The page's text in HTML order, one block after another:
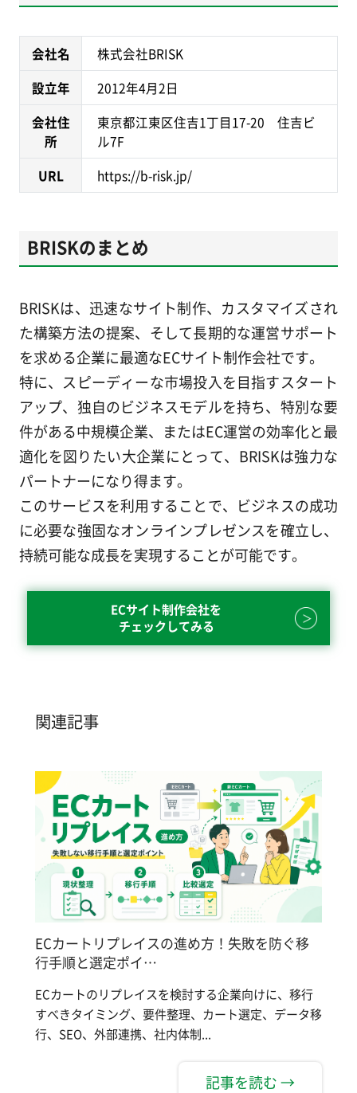
会社名
株式会社BRISK
設立年
2012年4月2日
会社住
所
東京都江東区住吉1丁目17-20 住吉ビ
ル7F
URL
https://b-risk.jp/
BRISKのまとめ
BRISKは、迅速なサイト制作、カスタマイズされ
た構築方法の提案、そして長期的な運営サポート
を求める企業に最適なECサイト制作会社です。
特に、スピーディーな市場投入を目指すスタート
アップ、独自のビジネスモデルを持ち、特別な要
件がある中規模企業、またはEC運営の効率化と最
適化を図りたい大企業にとって、BRISKは強力な
パートナーになり得ます。
このサービスを利用することで、ビジネスの成功
に必要な強固なオンラインプレゼンスを確立し、
持続可能な成長を実現することが可能です。
ECサイト制作会社を
チェックしてみる
関連記事
ECカートリプレイスの進め方！失敗を防ぐ移
行手順と選定ポイ…
ECカートのリプレイスを検討する企業向けに、移行
すべきタイミング、要件整理、カート選定、データ移
行、SEO、外部連携、社内体制...
記事を読む →